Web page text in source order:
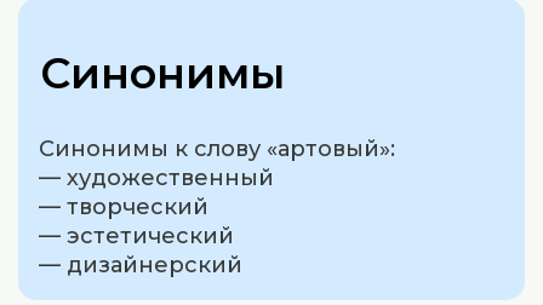
Синонимы
Синонимы к слову «артовый»:
— художественный
— творческий
— эстетический
— дизайнерский